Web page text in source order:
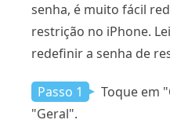
senha, é muito fácil
restrição no iPhone.
redefinir a senha de
Passo 1
Toque em
"Geral".